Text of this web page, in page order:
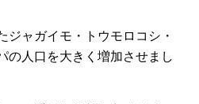
ャガイモ・トウモロコシ・
の人口を大きく増加させまし